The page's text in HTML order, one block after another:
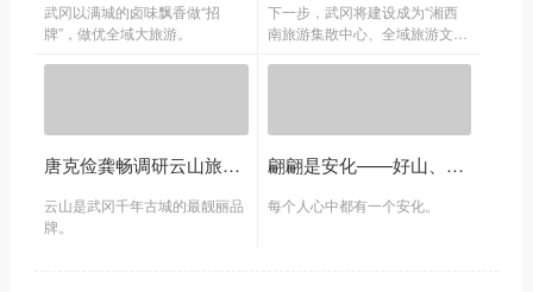
武冈以满城的卤味飘香做“招
牌”，做优全域大旅游。
下一步，武冈将建设成为“湘西
南旅游集散中心、全域旅游文化
唐克俭龚畅调研云山旅游开发：擦亮云山旅游这张武冈名片
云山是武冈千年古城的最靓丽品
牌。
翩翩是安化——好山、好水、好人、好茶
每个人心中都有一个安化。